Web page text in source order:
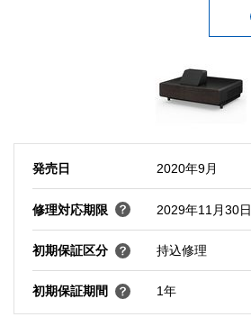
発売日 2020年9月
修理対応期限 2029年11月30日
初期保証区分 持込修理
初期保証期間 1年